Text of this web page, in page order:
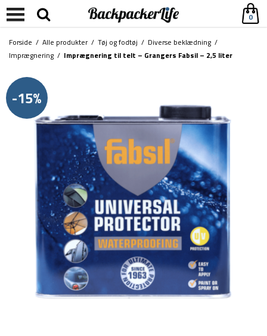
0
Forside / Alle produkter/ Tøj og fodtøj / Diverse beklædning /
Imprægnering / Imprægnering til telt – Grangers Fabsil – 2,5 liter
-15%